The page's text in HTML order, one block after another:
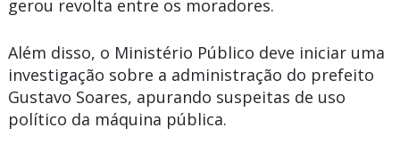
gerou revolta entre os moradores.
Além disso, o Ministério Público deve iniciar uma
investigação sobre a administração do prefeito
Gustavo Soares, apurando suspeitas de uso
político da máquina pública.